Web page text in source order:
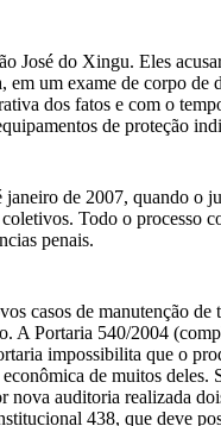
do Xingu. Eles
um exame de corpo
dos fatos e com o
de proteção
de 2007, quando
Todo o processo
penais.
casos de manutenção
A Portaria 540/2004
impossibilita que o
de muitos deles.
auditoria realizada
438, que deve